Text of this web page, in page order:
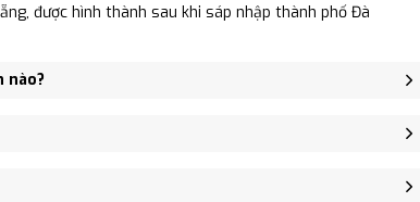
được hình thành sau khi sáp nhập thành phố Đà
nào?
Trà Linh.
- trung tâm khu vực thuận tiện giao thông.